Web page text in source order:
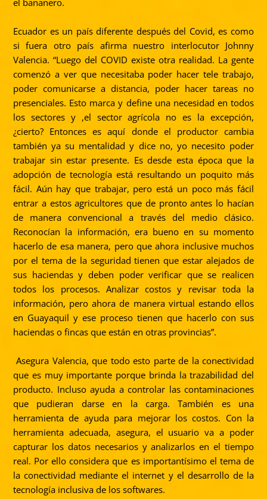
Ecuador es un país diferente después del Covid, es como
si fuera otro país afirma nuestro interlocutor Johnny
Valencia. “Luego del COVID existe otra realidad. La gente
comenzó a ver que necesitaba poder hacer tele trabajo,
poder comunicarse a distancia, poder hacer tareas no
presenciales. Esto marca y define una necesidad en todos
los sectores y ,el sector agrícola no es la excepción,
¿cierto? Entonces es aquí donde el productor cambia
también ya su mentalidad y dice no, yo necesito poder
trabajar sin estar presente. Es desde esta época que la
adopción de tecnología está resultando un poquito más
fácil. Aún hay que trabajar, pero está un poco más fácil
entrar a estos agricultores que de pronto antes lo hacían
de manera convencional a través del medio clásico.
Reconocían la información, era bueno en su momento
hacerlo de esa manera, pero que ahora inclusive muchos
por el tema de la seguridad tienen que estar alejados de
sus haciendas y deben poder verificar que se realicen
todos los procesos. Analizar costos y revisar toda la
información, pero ahora de manera virtual estando ellos
en Guayaquil y ese proceso tienen que hacerlo con sus
haciendas o fincas que están en otras provincias”.
Asegura Valencia, que todo esto parte de la conectividad
que es muy importante porque brinda la trazabilidad del
producto. Incluso ayuda a controlar las contaminaciones
que pudieran darse en la carga. También es una
herramienta de ayuda para mejorar los costos. Con la
herramienta adecuada, asegura, el usuario va a poder
capturar los datos necesarios y analizarlos en el tiempo
real. Por ello considera que es importantísimo el tema de
la conectividad mediante el internet y el desarrollo de la
tecnología inclusiva de los softwares.